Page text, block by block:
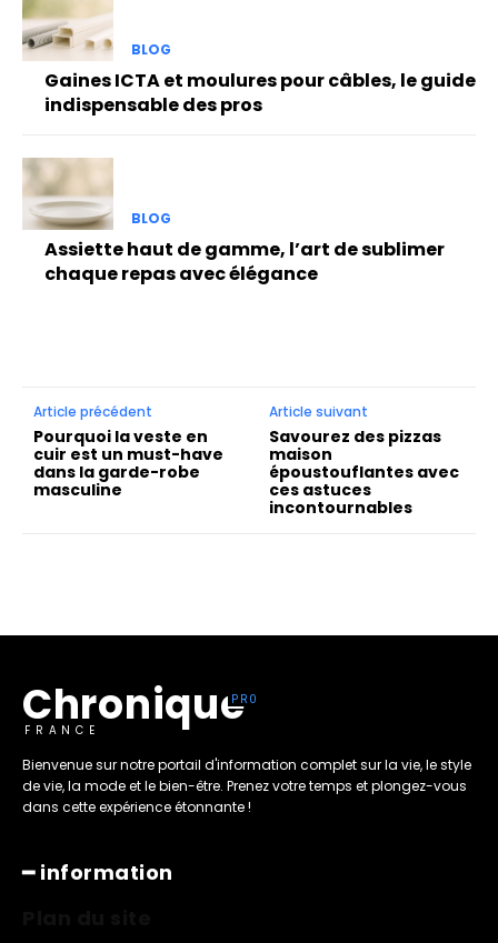
BLOG
Gaines ICTA et moulures pour câbles, le guide
indispensable des pros
BLOG
Assiette haut de gamme, l’art de sublimer
chaque repas avec élégance
Article précédent
Pourquoi la veste en
cuir est un must-have
dans la garde-robe
masculine
Article suivant
Savourez des pizzas
maison
époustouflantes avec
ces astuces
incontournables
Chronique
FRANCE
Bienvenue sur notre portail d'information complet sur la vie, le style
de vie, la mode et le bien-être. Prenez votre temps et plongez-vous
dans cette expérience étonnante !
━ information